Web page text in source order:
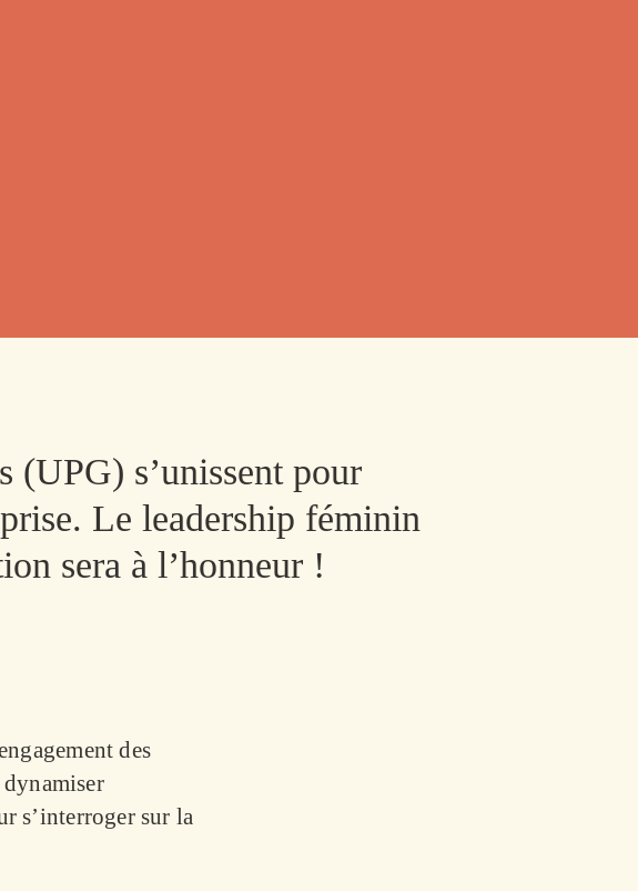
(UPG) s’unissent pour
Le leadership féminin
sera à l’honneur !
des
s’interroger sur la